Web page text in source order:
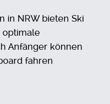
in NRW bieten Ski
optimale
Anfänger können
fahren